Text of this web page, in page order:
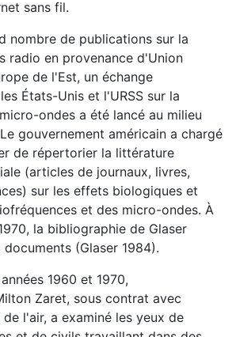
sans fil.
nombre de publications sur la
radio en provenance d'Union
de l'Est, un échange
États-Unis et l'URSS sur la
ondes a été lancé au milieu
gouvernement américain a chargé
de répertorier la littérature
(articles de journaux, livres,
sur les effets biologiques et
et des micro-ondes. À
la bibliographie de Glaser
(Glaser 1984).
1960 et 1970,
Zaret, sous contrat avec
l'air, a examiné les yeux de